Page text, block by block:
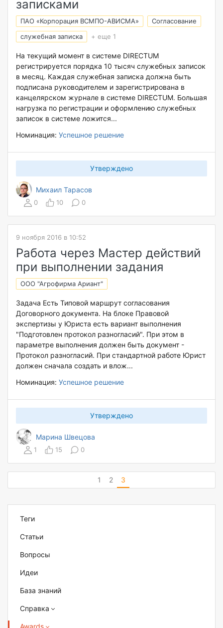
записками
ПАО «Корпорация ВСМПО-АВИСМА»
Согласование
служебная записка
+ еще 1
На текущий момент в системе DIRECTUM
регистрируется порядка 10 тысяч служебных записок
в месяц. Каждая служебная записка должна быть
подписана руководителем и зарегистрирована в
канцелярском журнале в системе DIRECTUM. Большая
нагрузка по регистрации и оформлению служебных
записок в системе ложится...
Номинация: Успешное решение
Михаил Тарасов
Утверждено
0 10 0
9 ноября 2016 в 10:52
Работа через Мастер действий
при выполнении задания
ООО "Агрофирма Ариант"
Задача Есть Типовой маршрут согласования
Договорного документа. На блоке Правовой
экспертизы у Юриста есть вариант выполнения
"Подготовлен протокол разногласий". При этом в
параметре выполнения должен быть документ -
Протокол разногласий. При стандартной работе Юрист
должен сначала создать и влож...
Номинация: Успешное решение
Марина Швецова
Утверждено
1 15 0
1 2 3
Теги
Статьи
Вопросы
Идеи
База знаний
Справка